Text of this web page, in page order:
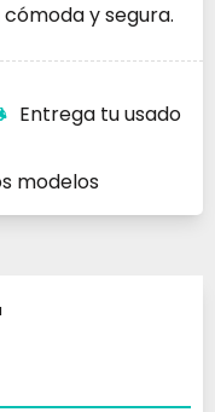
y segura.
Entrega tu usado
modelos